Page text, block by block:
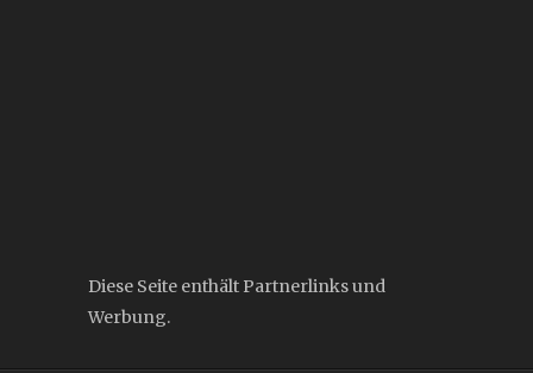
Diese Seite enthält Partnerlinks und
Werbung.